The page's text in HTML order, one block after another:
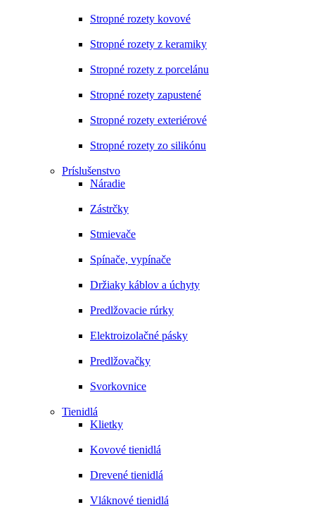
Stropné rozety kovové
Stropné rozety z keramiky
Stropné rozety z porcelánu
Stropné rozety zapustené
Stropné rozety exteriérové
Stropné rozety zo silikónu
Príslušenstvo
Náradie
Zástrčky
Stmievače
Spínače, vypínače
Držiaky káblov a úchyty
Predlžovacie rúrky
Elektroizolačné pásky
Predlžovačky
Svorkovnice
Tienidlá
Klietky
Kovové tienidlá
Drevené tienidlá
Vláknové tienidlá